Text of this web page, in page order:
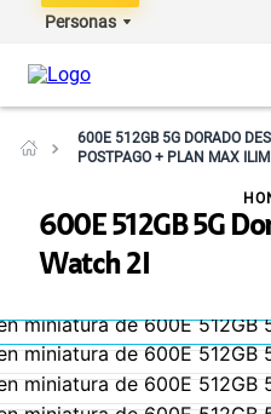
Personas
600E 512GB 5G DORADO
POSTPAGO + PLAN MAX
600E 512GB 5G
Watch 2I